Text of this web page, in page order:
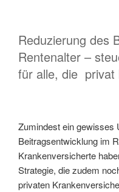
Reduzierung des
Rentenalter –
für alle, die privat
Zumindest ein gewisses
Beitragsentwicklung im
Krankenversicherte
Strategie, die zudem
privaten